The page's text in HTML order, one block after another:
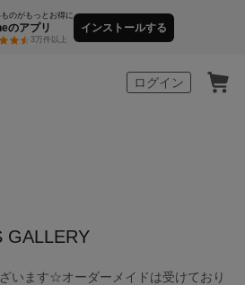
のがもっとお得に
のアプリ
3万件以上
インストールする
ログイン
GALLERY
います☆オーダーメイドは受けており